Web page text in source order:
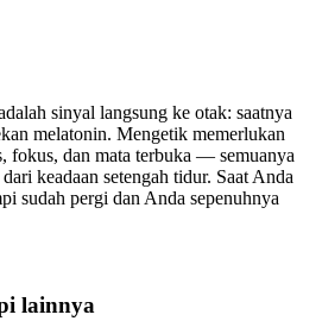
sinyal langsung ke otak: saatnya
melatonin. Mengetik memerlukan
fokus, dan mata terbuka — semuanya
keadaan setengah tidur. Saat Anda
sudah pergi dan Anda sepenuhnya
lainnya